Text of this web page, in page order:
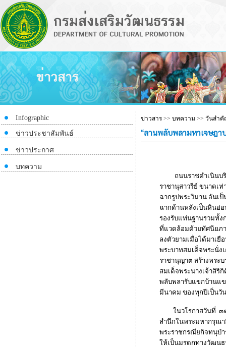
Infographic
ข่าวประชาสัมพันธ์
ข่าวประกาศ
บทความ
ข่าวสาร >> บทความ >> วันสำ
“ลานพลับพลามหาเจษฎา
ถนนราชดำเนินบริเ
ราชานุสาวรีย์ ขนาดเ
ฉากรูปพระวิมาน อันเ
ฉากด้านหลังเป็นหินอ่อ
รองรับแท่นฐานรวมทั้
ที่แวดล้อมด้วยทัศนียภา
ลงตัวยามเมื่อได้มาเยื
พระบาทสมเด็จพระนั่ง
ราชานุญาต สร้างพระ
สมเด็จพระนางเจ้าสิริ
พลับพลารับแขกบ้านแ
มีนาคม ของทุกปีเป็นวั
ในวโรกาสวันที่ ๓๑
สำนึกในพระมหากรุณ
พระราชกรณียกิจทนุบ
ให้เป็นมรดกทางวัฒน